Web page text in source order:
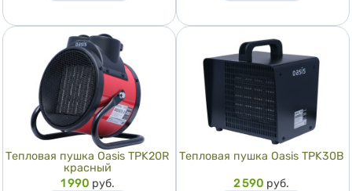
Тепловая пушка Oasis TPK20R
красный
Цена
1 990 руб.
Тепловая пушка Oasis TPK30B
Цена
2 590 руб.